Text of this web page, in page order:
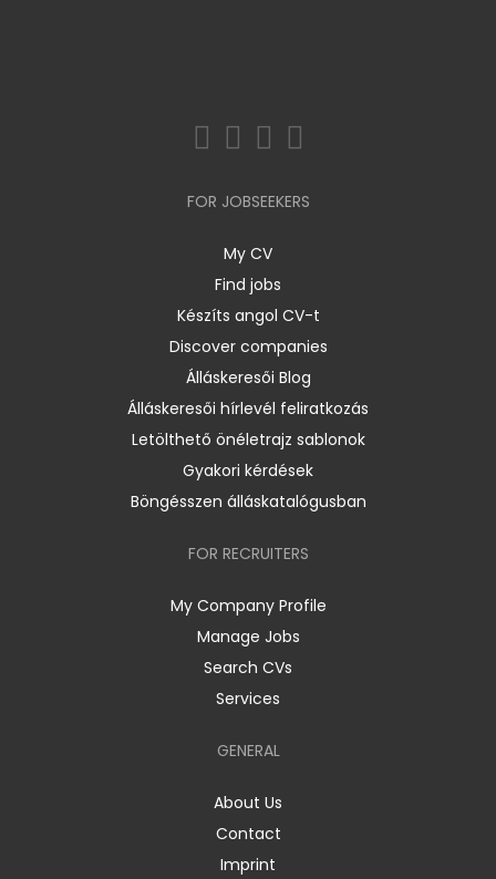
FOR JOBSEEKERS
My CV
Find jobs
Készíts angol CV-t
Discover companies
Álláskeresői Blog
Álláskeresői hírlevél feliratkozás
Letölthető önéletrajz sablonok
Gyakori kérdések
Böngésszen álláskatalógusban
FOR RECRUITERS
My Company Profile
Manage Jobs
Search CVs
Services
GENERAL
About Us
Contact
Imprint